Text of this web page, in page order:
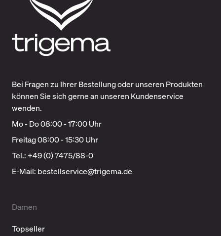
Bei Fragen zu Ihrer Bestellung oder unseren Produkten
können Sie sich gerne an unseren Kundenservice
wenden.
Mo - Do 08:00 - 17:00 Uhr
Freitag 08:00 - 15:30 Uhr
Tel.: +49 (0) 7475/88-0
E-Mail: bestellservice@trigema.de
Damen
Topseller